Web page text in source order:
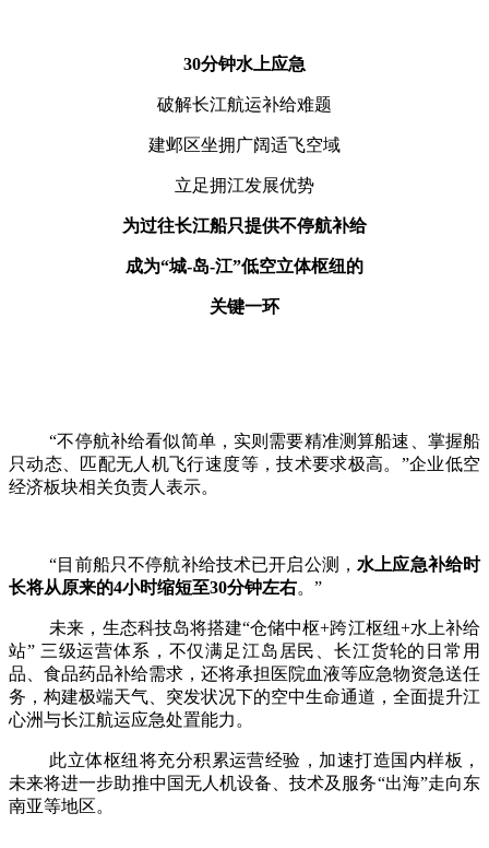
30分钟水上应急
破解长江航运补给难题
建邺区坐拥广阔适飞空域
立足拥江发展优势
为过往长江船只提供不停航补给
成为“城-岛-江”低空立体枢纽的
关键一环
“不停航补给看似简单，实则需要精准测算船速、掌握船
只动态、匹配无人机飞行速度等，技术要求极高。”企业低空
经济板块相关负责人表示。
“目前船只不停航补给技术已开启公测，水上应急补给时
长将从原来的4小时缩短至30分钟左右。 ”
未来，生态科技岛将搭建“仓储中枢+跨江枢纽+水上补给
站” 三级运营体系，不仅满足江岛居民、长江货轮的日常用
品、食品药品补给需求，还将承担医院血液等应急物资急送任
务，构建极端天气、突发状况下的空中生命通道，全面提升江
心洲与长江航运应急处置能力。
此立体枢纽将充分积累运营经验，加速打造国内样板，
未来将进一步助推中国无人机设备、技术及服务“出海”走向东
南亚等地区。